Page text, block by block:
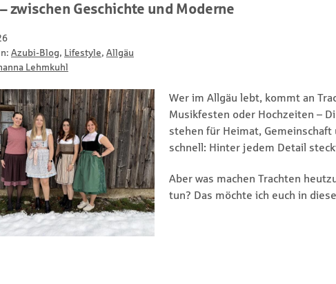
zwischen Geschichte und Moderne
Azubi-Blog, Lifestyle, Allgäu
Lehmkuhl
Wer im Allgäu lebt, kommt an
Musikfesten oder Hochzeiten –
stehen für Heimat,
schnell: Hinter jedem Detail
Aber was machen Trachten
tun? Das möchte ich euch in